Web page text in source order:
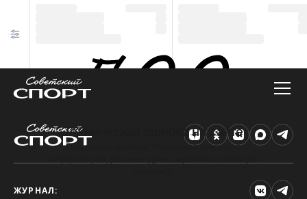
Техническая ошибка на сайте
Произошла ошибка. Чтобы найти нужную
ЖУРНАЛ: